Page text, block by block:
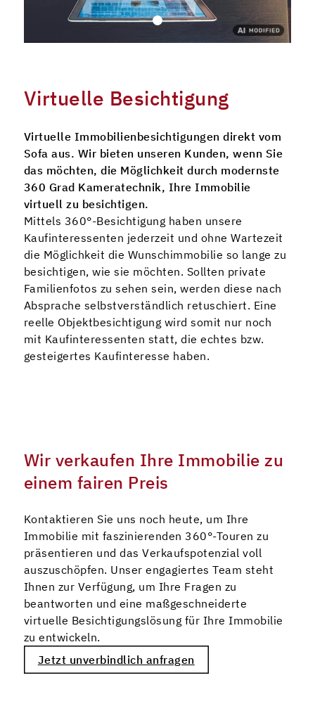
Virtuelle Besichtigung
Virtuelle Immobilienbesichtigungen direkt vom
Sofa aus. Wir bieten unseren Kunden, wenn Sie
das möchten, die Möglichkeit durch modernste
360 Grad Kameratechnik, Ihre Immobilie
virtuell zu besichtigen.
Mittels 360°-Besichtigung haben unsere
Kaufinteressenten jederzeit und ohne Wartezeit
die Möglichkeit die Wunschimmobilie so lange zu
besichtigen, wie sie möchten. Sollten private
Familienfotos zu sehen sein, werden diese nach
Absprache selbstverständlich retuschiert. Eine
reelle Objektbesichtigung wird somit nur noch
mit Kaufinteressenten statt, die echtes bzw.
gesteigertes Kaufinteresse haben.
Wir verkaufen Ihre Immobilie zu
einem fairen Preis
Kontaktieren Sie uns noch heute, um Ihre
Immobilie mit faszinierenden 360°-Touren zu
präsentieren und das Verkaufspotenzial voll
auszuschöpfen. Unser engagiertes Team steht
Ihnen zur Verfügung, um Ihre Fragen zu
beantworten und eine maßgeschneiderte
virtuelle Besichtigungslösung für Ihre Immobilie
zu entwickeln.
Jetzt unverbindlich anfragen